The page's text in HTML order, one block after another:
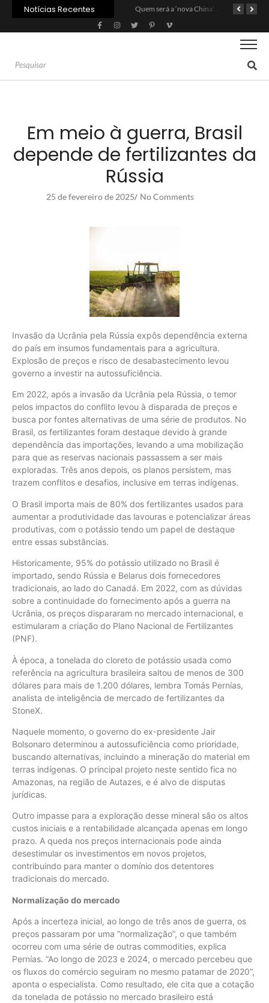
Notícias Recentes Quem será a ‘nova China’ do agro quando o apetite de Pequim acabar?
Em meio à guerra, Brasil
depende de fertilizantes da
Rússia
25 de fevereiro de 2025/ No Comments
Invasão da Ucrânia pela Rússia expôs dependência externa
do país em insumos fundamentais para a agricultura.
Explosão de preços e risco de desabastecimento levou
governo a investir na autossuficiência.
Em 2022, após a invasão da Ucrânia pela Rússia, o temor
pelos impactos do conflito levou à disparada de preços e
busca por fontes alternativas de uma série de produtos. No
Brasil, os fertilizantes foram destaque devido à grande
dependência das importações, levando a uma mobilização
para que as reservas nacionais passassem a ser mais
exploradas. Três anos depois, os planos persistem, mas
trazem conflitos e desafios, inclusive em terras indígenas.
O Brasil importa mais de 80% dos fertilizantes usados para
aumentar a produtividade das lavouras e potencializar áreas
produtivas, com o potássio tendo um papel de destaque
entre essas substâncias.
Historicamente, 95% do potássio utilizado no Brasil é
importado, sendo Rússia e Belarus dois fornecedores
tradicionais, ao lado do Canadá. Em 2022, com as dúvidas
sobre a continuidade do fornecimento após a guerra na
Ucrânia, os preços dispararam no mercado internacional, e
estimularam a criação do Plano Nacional de Fertilizantes
(PNF).
À época, a tonelada do cloreto de potássio usada como
referência na agricultura brasileira saltou de menos de 300
dólares para mais de 1.200 dólares, lembra Tomás Pernías,
analista de inteligência de mercado de fertilizantes da
StoneX.
Naquele momento, o governo do ex-presidente Jair
Bolsonaro determinou a autossuficiência como prioridade,
buscando alternativas, incluindo a mineração do material em
terras indígenas. O principal projeto neste sentido fica no
Amazonas, na região de Autazes, e é alvo de disputas
jurídicas.
Outro impasse para a exploração desse mineral são os altos
custos iniciais e a rentabilidade alcançada apenas em longo
prazo. A queda nos preços internacionais pode ainda
desestimular os investimentos em novos projetos,
contribuindo para manter o domínio dos detentores
tradicionais do mercado.
Normalização do mercado
Após a incerteza inicial, ao longo de três anos de guerra, os
preços passaram por uma “normalização”, o que também
ocorreu com uma série de outras commodities, explica
Pernías. “Ao longo de 2023 e 2024, o mercado percebeu que
os fluxos do comércio seguiram no mesmo patamar de 2020”,
aponta o especialista. Como resultado, ele cita que a cotação
da tonelada de potássio no mercado brasileiro está